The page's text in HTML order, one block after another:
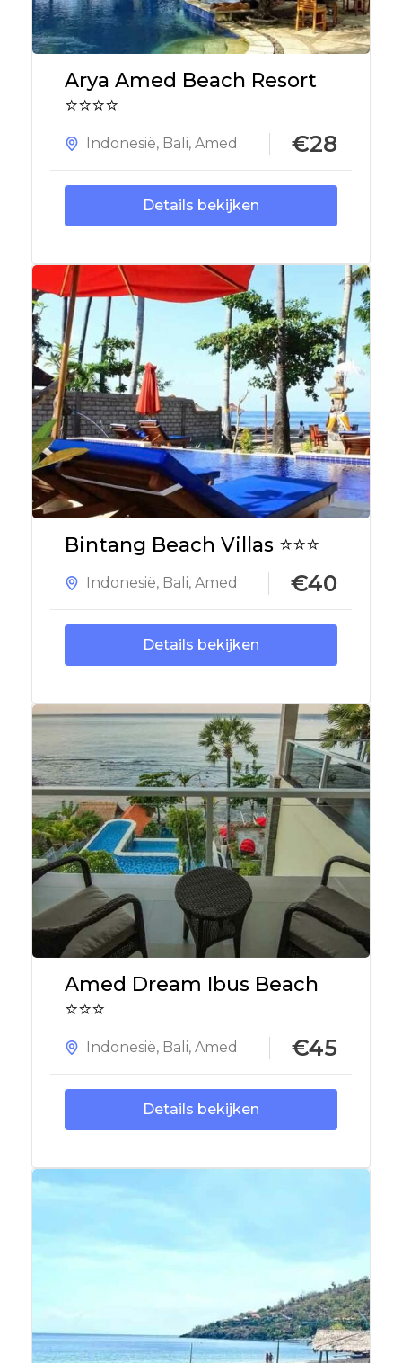
Arya Amed Beach Resort
⭐⭐⭐⭐
Indonesië, Bali, Amed €28
Details bekijken
Bintang Beach Villas ⭐⭐⭐
Indonesië, Bali, Amed €40
Details bekijken
Amed Dream Ibus Beach
⭐⭐⭐
Indonesië, Bali, Amed €45
Details bekijken